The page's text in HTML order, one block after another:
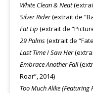
White Clean & Neat
Silver Rider(extrait de
Fat Lip (extrait de
29 Palms(extrait de
Last Time I Saw Her
Embrace Another Fall
Roar”, 2014)
Too Much Alike (Featuring